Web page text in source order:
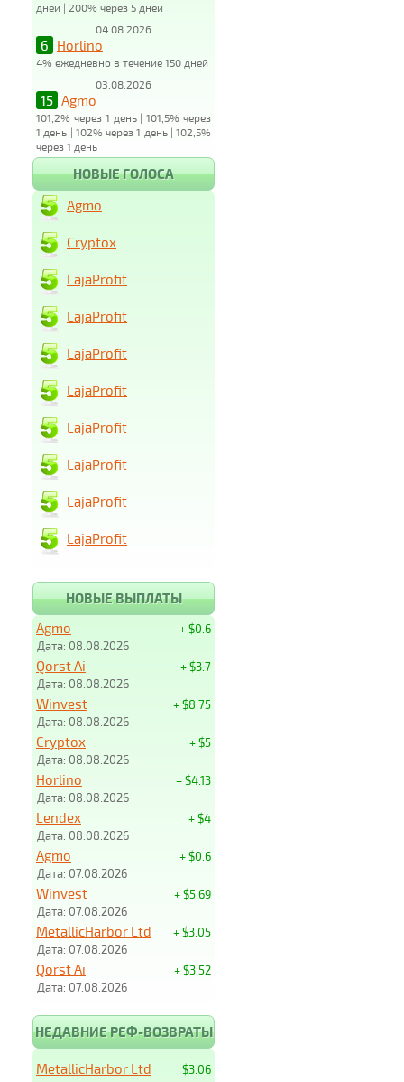
дней | 200% через 5 дней
04.08.2026
6 Horlino
4% ежедневно в течение 150 дней
03.08.2026
15 Agmo
101,2% через 1 день | 101,5% через
1 день | 102% через 1 день | 102,5%
через 1 день
НОВЫЕ ГОЛОСА
Agmo
Cryptox
LajaProfit
LajaProfit
LajaProfit
LajaProfit
LajaProfit
LajaProfit
LajaProfit
LajaProfit
НОВЫЕ ВЫПЛАТЫ
+ $0.6
Agmo
Дата: 08.08.2026
+ $3.7
Qorst Ai
Дата: 08.08.2026
+ $8.75
Winvest
Дата: 08.08.2026
+ $5
Cryptox
Дата: 08.08.2026
+ $4.13
Horlino
Дата: 08.08.2026
+ $4
Lendex
Дата: 08.08.2026
+ $0.6
Agmo
Дата: 07.08.2026
+ $5.69
Winvest
Дата: 07.08.2026
+ $3.05
MetallicHarbor Ltd
Дата: 07.08.2026
+ $3.52
Qorst Ai
Дата: 07.08.2026
НЕДАВНИЕ РЕФ-ВОЗВРАТЫ
$3.06
MetallicHarbor Ltd